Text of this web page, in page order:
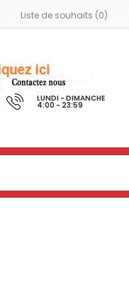
Liste de souhaits (0)
LUNDI - DIMANCHE
4:00 - 23:59